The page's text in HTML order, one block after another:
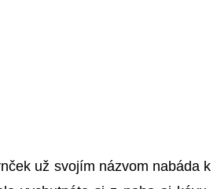
už svojím názvom nabáda k